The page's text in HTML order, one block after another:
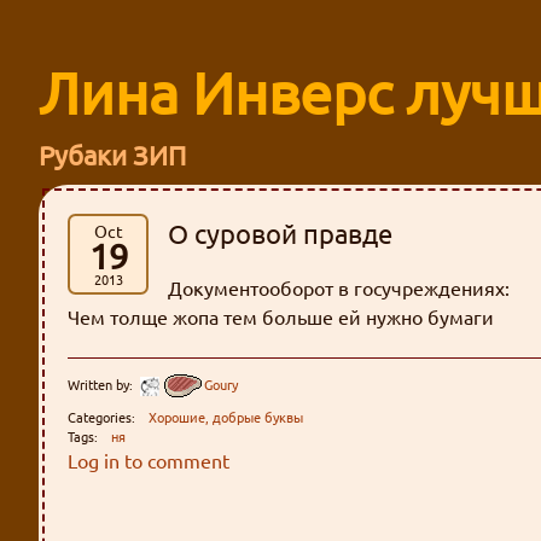
Лина Инверс
Рубаки ЗИП
Oct
19
2013
О суровой правде
Документооборот в госучреждениях:
Чем толще жопа тем больше ей нужно бумаги
Written by:
Goury
Categories:
Хорошие, добрые буквы
Tags:
ня
Log in to comment